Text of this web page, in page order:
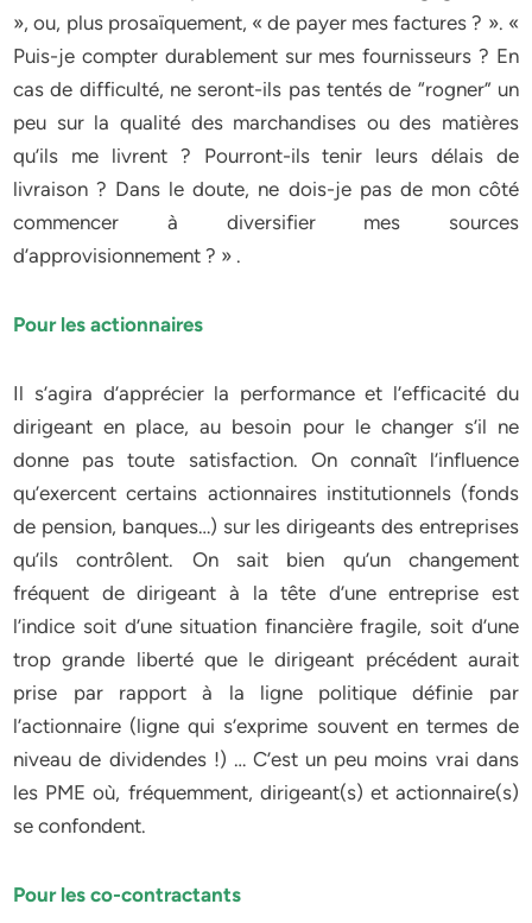
», ou, plus prosaïquement, « de payer mes factures ? ». «
Puis-je compter durablement sur mes fournisseurs ? En
cas de difficulté, ne seront-ils pas tentés de “rogner” un
peu sur la qualité des marchandises ou des matières
qu’ils me livrent ? Pourront-ils tenir leurs délais de
livraison ? Dans le doute, ne dois-je pas de mon côté
commencer à diversifier mes sources
d’approvisionnement ? » .
Pour les actionnaires
Il s’agira d’apprécier la performance et l’efficacité du
dirigeant en place, au besoin pour le changer s’il ne
donne pas toute satisfaction. On connaît l’influence
qu’exercent certains actionnaires institutionnels (fonds
de pension, banques…) sur les dirigeants des entreprises
qu’ils contrôlent. On sait bien qu’un changement
fréquent de dirigeant à la tête d’une entreprise est
l’indice soit d’une situation financière fragile, soit d’une
trop grande liberté que le dirigeant précédent aurait
prise par rapport à la ligne politique définie par
l’actionnaire (ligne qui s’exprime souvent en termes de
niveau de dividendes !) … C’est un peu moins vrai dans
les PME où, fréquemment, dirigeant(s) et actionnaire(s)
se confondent.
Pour les co-contractants